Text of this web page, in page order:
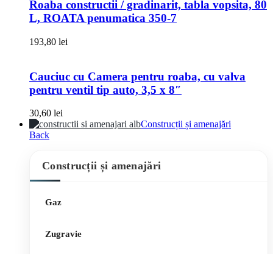
Roaba constructii / gradinarit, tabla vopsita, 80
L, ROATA penumatica 350-7
193,80 lei
Cauciuc cu Camera pentru roaba, cu valva
pentru ventil tip auto, 3,5 x 8″
30,60 lei
Construcții și amenajări
Back
Construcții și amenajări
Gaz
Zugravie